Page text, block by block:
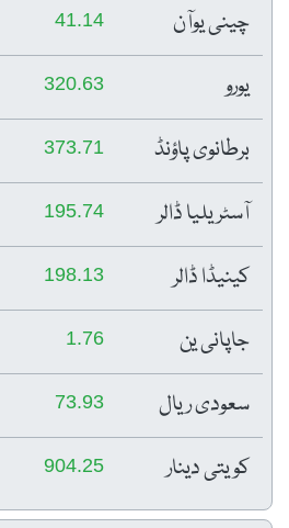
چینی یوآن
41.14
یورو 320.63
برطانوی پاؤنڈ 373.71
آسٹریلیا ڈالر 195.74
کینیڈا ڈالر 198.13
جاپانی ین 1.76
سعودی ریال 73.93
کویتی دینار 904.25